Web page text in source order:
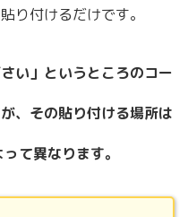
り付けるだけです。
い」というところのコー
、その貼り付ける場所は
て異なります。